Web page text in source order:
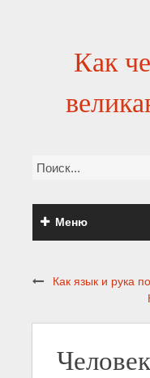
Как
Меню
Как язык и рука
Человек